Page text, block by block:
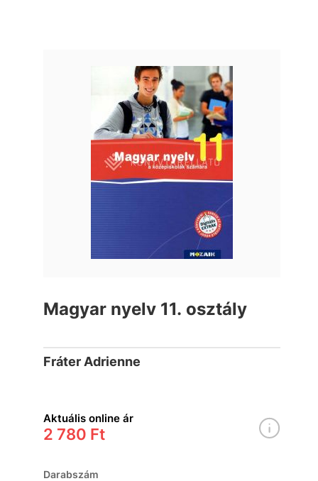
Magyar nyelv 11. osztály
Fráter Adrienne
Aktuális online ár
2 780 Ft
Darabszám